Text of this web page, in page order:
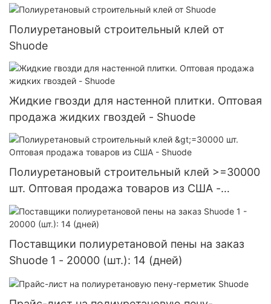
Полиуретановый строительный клей от
Shuode
Жидкие гвозди для настенной плитки. Оптовая
продажа жидких гвоздей - Shuode
Полиуретановый строительный клей >=30000
шт. Оптовая продажа товаров из США -
Shuode
Поставщики полиуретановой пены на заказ
Shuode 1 - 20000 (шт.): 14 (дней)